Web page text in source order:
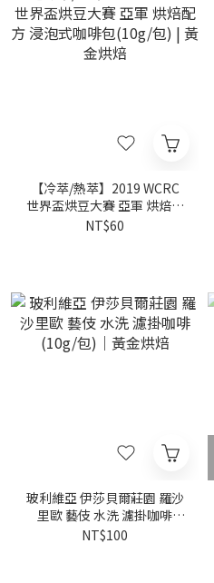
【冷萃/熱萃】2019 WCRC
世界盃烘豆大賽 亞軍 烘焙配
方 浸泡式咖啡包(10g/包) |
NT$60
玻利維亞 伊莎貝爾莊園 羅沙
里歐 藝伎 水洗 濾掛咖啡
(10g/包)｜黃金烘焙
NT$100